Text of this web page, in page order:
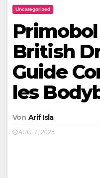
Uncategorized
British
Guide
les
Von Arif Isla
AUG. 7, 2025